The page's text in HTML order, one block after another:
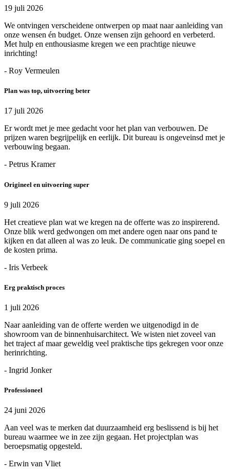
19 juli 2026
We ontvingen verscheidene ontwerpen op maat naar aanleiding van
onze wensen én budget. Onze wensen zijn gehoord en verbeterd.
Met hulp en enthousiasme kregen we een prachtige nieuwe
inrichting!
- Roy Vermeulen
Plan was top, uitvoering beter
17 juli 2026
Er wordt met je mee gedacht voor het plan van verbouwen. De
prijzen waren begrijpelijk en eerlijk. Dit bureau is ongeveinsd met je
verbouwing begaan.
- Petrus Kramer
Origineel en uitvoering super
9 juli 2026
Het creatieve plan wat we kregen na de offerte was zo inspirerend.
Onze blik werd gedwongen om met andere ogen naar ons pand te
kijken en dat alleen al was zo leuk. De communicatie ging soepel en
de kosten prima.
- Iris Verbeek
Erg praktisch proces
1 juli 2026
Naar aanleiding van de offerte werden we uitgenodigd in de
showroom van de binnenhuisarchitect. We wisten niet zoveel van
het traject af maar geweldig veel praktische tips gekregen voor onze
herinrichting.
- Ingrid Jonker
Professioneel
24 juni 2026
Aan veel was te merken dat duurzaamheid erg beslissend is bij het
bureau waarmee we in zee zijn gegaan. Het projectplan was
beroepsmatig opgesteld.
- Erwin van Vliet